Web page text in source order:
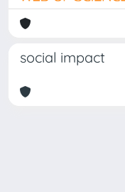
social impact